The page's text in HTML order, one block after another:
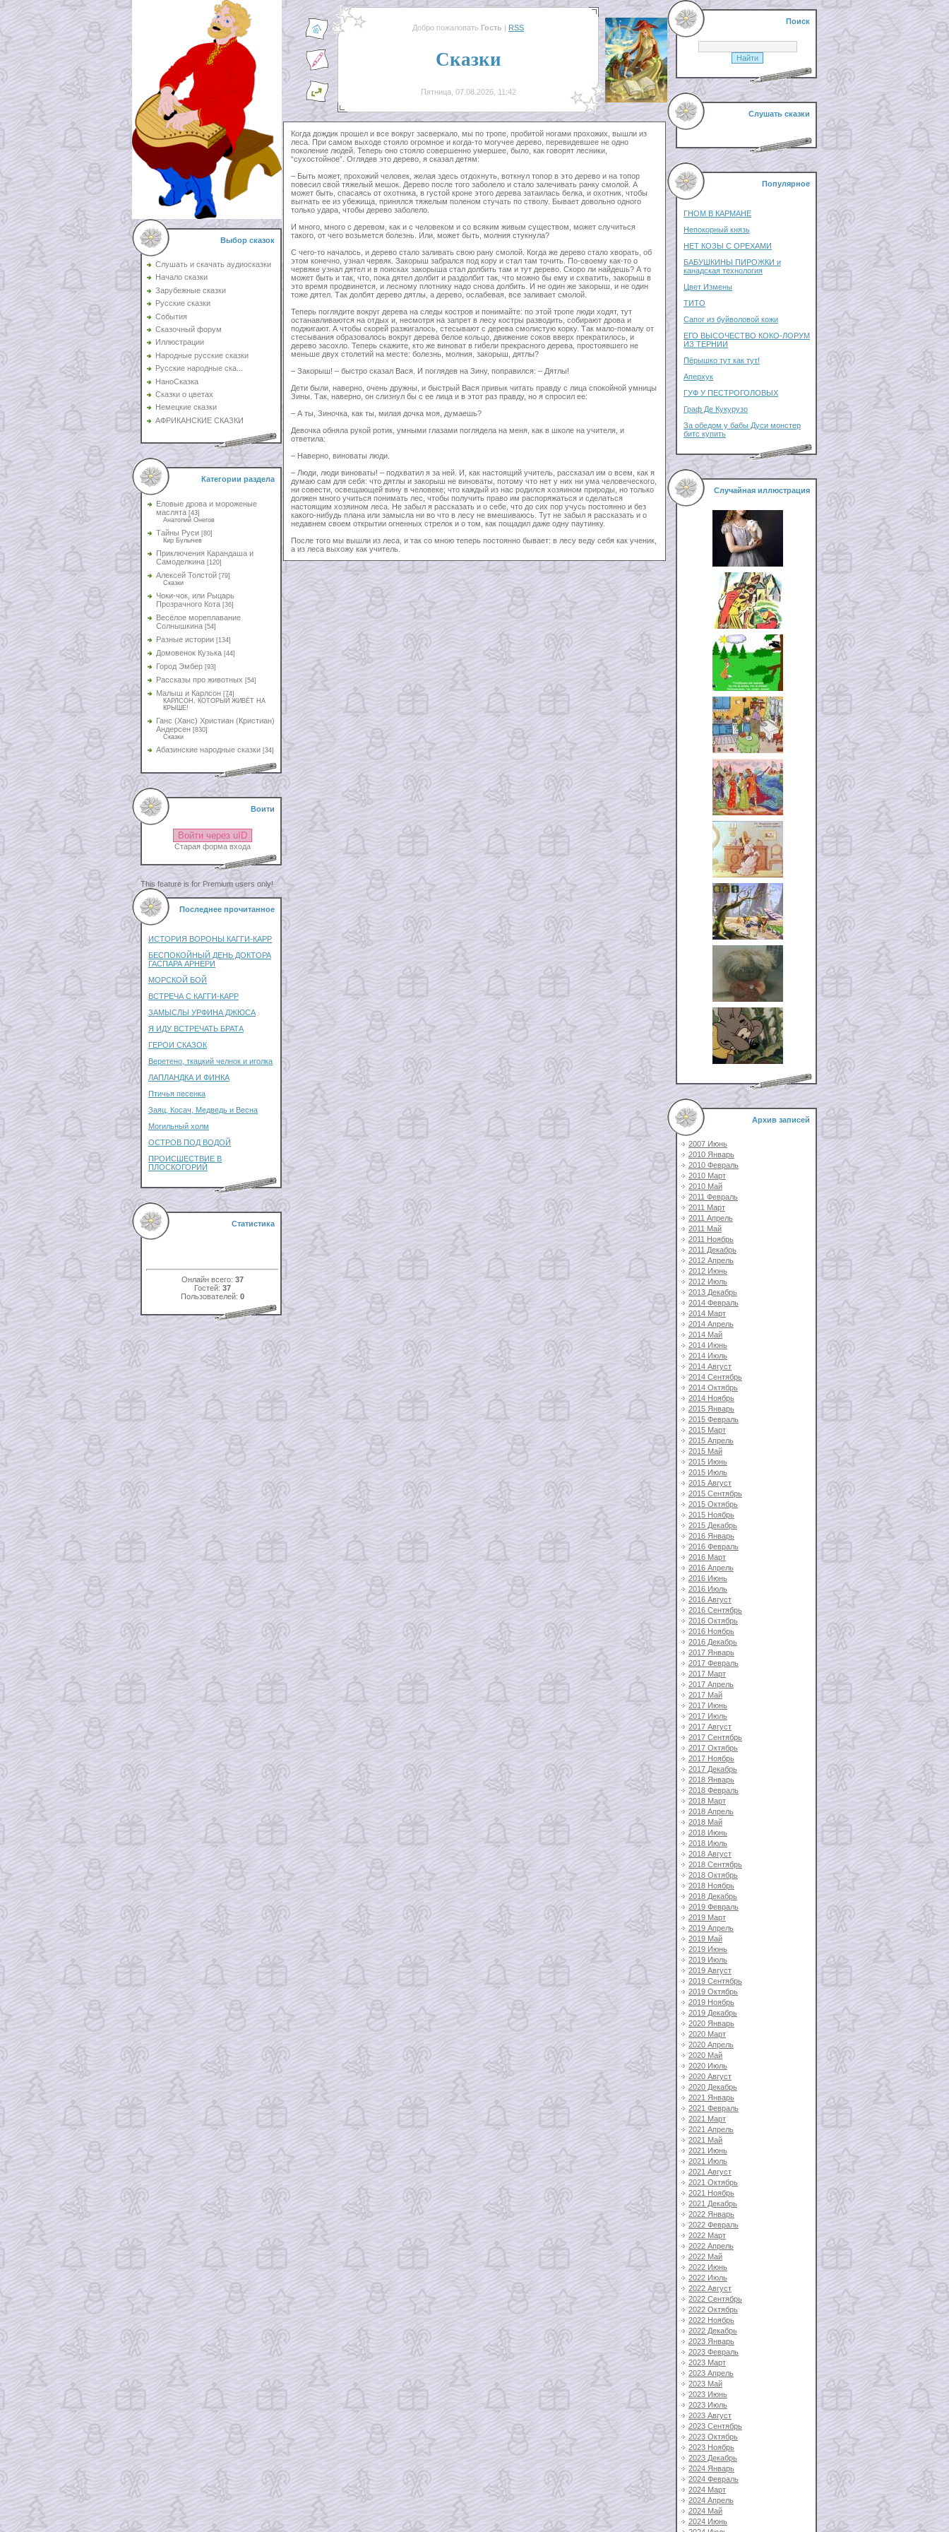
Выбор сказок
Слушать и скачать аудиосказки
Начало сказки
Зарубежные сказки
Русские сказки
События
Сказочный форум
Иллюстрации
Народные русские сказки
Русские народные ска...
НаноСказка
Сказки о цветах
Немецкие сказки
АФРИКАНСКИЕ СКАЗКИ
Категории раздела
Еловые дрова и мороженые
маслята [43]
Анатолий Онегов
Тайны Руси [80]
Кир Булычев
Приключения Карандаша и
Самоделкина [120]
Алексей Толстой [79]
Сказки
Чоки-чок, или Рыцарь
Прозрачного Кота [36]
Весёлое мореплавание
Солнышкина [54]
Разные истории [134]
Домовенок Кузька [44]
Город Эмбер [93]
Рассказы про животных [54]
Малыш и Карлсон [74]
КАРЛСОН, КОТОРЫЙ ЖИВЁТ НА
КРЫШЕ!
Ганс (Ханс) Христиан (Кристиан)
Андерсен [830]
Сказки
Абазинские народные сказки [34]
Воити
Войти через uID
Старая форма входа
This feature is for Premium users only!
Последнее прочитанное
ИСТОРИЯ ВОРОНЫ КАГГИ-КАРР
БЕСПОКОЙНЫЙ ДЕНЬ ДОКТОРА
ГАСПАРА АРНЕРИ
МОРСКОЙ БОЙ
ВСТРЕЧА С КАГГИ-КАРР
ЗАМЫСЛЫ УРФИНА ДЖЮСА
Я ИДУ ВСТРЕЧАТЬ БРАТА
ГЕРОИ СКАЗОК
Веретено, ткацкий челнок и иголка
ЛАПЛАНДКА И ФИНКА
Птичья песенка
Заяц, Косач, Медведь и Весна
Могильный холм
ОСТРОВ ПОД ВОДОЙ
ПРОИСШЕСТВИЕ В
ПЛОСКОГОРИЙ
Статистика
Онлайн всего: 37
Гостей: 37
Пользователей: 0
Добро пожаловать Гость | RSS
Сказки
Пятница, 07.08.2026, 11:42
Когда дождик прошел и все вокруг засверкало, мы по тропе, пробитой ногами прохожих, вышли из
леса. При самом выходе стояло огромное и когда-то могучее дерево, перевидевшее не одно
поколение людей. Теперь оно стояло совершенно умершее, было, как говорят лесники,
“сухостойное”. Оглядев это дерево, я сказал детям:
– Быть может, прохожий человек, желая здесь отдохнуть, воткнул топор в это дерево и на топор
повесил свой тяжелый мешок. Дерево после того заболело и стало залечивать ранку смолой. А
может быть, спасаясь от охотника, в густой кроне этого дерева затаилась белка, и охотник, чтобы
выгнать ее из убежища, принялся тяжелым поленом стучать по стволу. Бывает довольно одного
только удара, чтобы дерево заболело.
И много, много с деревом, как и с человеком и со всяким живым существом, может случиться
такого, от чего возьмется болезнь. Или, может быть, молния стукнула?
С чего-то началось, и дерево стало заливать свою рану смолой. Когда же дерево стало хворать, об
этом конечно, узнал червяк. Закорыш забрался под кору и стал там точить. По-своему как-то о
червяке узнал дятел и в поисках закорыша стал долбить там и тут дерево. Скоро ли найдешь? А то
может быть и так, что, пока дятел долбит и раздолбит так, что можно бы ему и схватить, закорыш в
это время продвинется, и лесному плотнику надо снова долбить. И не один же закорыш, и не один
тоже дятел. Так долбят дерево дятлы, а дерево, ослабевая, все заливает смолой.
Теперь поглядите вокруг дерева на следы костров и понимайте: по этой тропе люди ходят, тут
останавливаются на отдых и, несмотря на запрет в лесу костры разводить, собирают дрова и
поджигают. А чтобы скорей разжигалось, стесывают с дерева смолистую корку. Так мало-помалу от
стесывания образовалось вокруг дерева белое кольцо, движение соков вверх прекратилось, и
дерево засохло. Теперь скажите, кто же виноват в гибели прекрасного дерева, простоявшего не
меньше двух столетий на месте: болезнь, молния, закорыш, дятлы?
– Закорыш! – быстро сказал Вася. И поглядев на Зину, поправился: – Дятлы!
Дети были, наверно, очень дружны, и быстрый Вася привык читать правду с лица спокойной умницы
Зины. Так, наверно, он слизнул бы с ее лица и в этот раз правду, но я спросил ее:
– А ты, Зиночка, как ты, милая дочка моя, думаешь?
Девочка обняла рукой ротик, умными глазами поглядела на меня, как в школе на учителя, и
ответила:
– Наверно, виноваты люди.
– Люди, люди виноваты! – подхватил я за ней. И, как настоящий учитель, рассказал им о всем, как я
думаю сам для себя: что дятлы и закорыш не виноваты, потому что нет у них ни ума человеческого,
ни совести, освещающей вину в человеке; что каждый из нас родился хозяином природы, но только
должен много учиться понимать лес, чтобы получить право им распоряжаться и сделаться
настоящим хозяином леса. Не забыл я рассказать и о себе, что до сих пор учусь постоянно и без
какого-нибудь плана или замысла ни во что в лесу не вмешиваюсь. Тут не забыл я рассказать и о
недавнем своем открытии огненных стрелок и о том, как пощадил даже одну паутинку.
После того мы вышли из леса, и так со мною теперь постоянно бывает: в лесу веду себя как ученик,
а из леса выхожу как учитель.
Поиск
Слушать сказки
Популярное
ГНОМ В КАРМАНЕ
Непокорный князь
НЕТ КОЗЫ С ОРЕХАМИ
БАБУШКИНЫ ПИРОЖКИ и
канадская технология
Цвет Измены
ТИТО
Сапог из буйволовой кожи
ЕГО ВЫСОЧЕСТВО КОКО-ЛОРУМ
ИЗ ТЕРНИИ
Пёрышко тут как тут!
Аперхук
ГУФ У ПЕСТРОГОЛОВЫХ
Граф Де Кукурузо
За обедом у бабы Дуси монстер
битс купить
Случайная иллюстрация
Архив записей
2007 Июнь
2010 Январь
2010 Февраль
2010 Март
2010 Май
2011 Февраль
2011 Март
2011 Апрель
2011 Май
2011 Ноябрь
2011 Декабрь
2012 Апрель
2012 Июнь
2012 Июль
2013 Декабрь
2014 Февраль
2014 Март
2014 Апрель
2014 Май
2014 Июнь
2014 Июль
2014 Август
2014 Сентябрь
2014 Октябрь
2014 Ноябрь
2015 Январь
2015 Февраль
2015 Март
2015 Апрель
2015 Май
2015 Июнь
2015 Июль
2015 Август
2015 Сентябрь
2015 Октябрь
2015 Ноябрь
2015 Декабрь
2016 Январь
2016 Февраль
2016 Март
2016 Апрель
2016 Июнь
2016 Июль
2016 Август
2016 Сентябрь
2016 Октябрь
2016 Ноябрь
2016 Декабрь
2017 Январь
2017 Февраль
2017 Март
2017 Апрель
2017 Май
2017 Июнь
2017 Июль
2017 Август
2017 Сентябрь
2017 Октябрь
2017 Ноябрь
2017 Декабрь
2018 Январь
2018 Февраль
2018 Март
2018 Апрель
2018 Май
2018 Июнь
2018 Июль
2018 Август
2018 Сентябрь
2018 Октябрь
2018 Ноябрь
2018 Декабрь
2019 Февраль
2019 Март
2019 Апрель
2019 Май
2019 Июнь
2019 Июль
2019 Август
2019 Сентябрь
2019 Октябрь
2019 Ноябрь
2019 Декабрь
2020 Январь
2020 Март
2020 Апрель
2020 Май
2020 Июль
2020 Август
2020 Декабрь
2021 Январь
2021 Февраль
2021 Март
2021 Апрель
2021 Май
2021 Июнь
2021 Июль
2021 Август
2021 Октябрь
2021 Ноябрь
2021 Декабрь
2022 Январь
2022 Февраль
2022 Март
2022 Апрель
2022 Май
2022 Июнь
2022 Июль
2022 Август
2022 Сентябрь
2022 Октябрь
2022 Ноябрь
2022 Декабрь
2023 Январь
2023 Февраль
2023 Март
2023 Апрель
2023 Май
2023 Июнь
2023 Июль
2023 Август
2023 Сентябрь
2023 Октябрь
2023 Ноябрь
2023 Декабрь
2024 Январь
2024 Февраль
2024 Март
2024 Апрель
2024 Май
2024 Июнь